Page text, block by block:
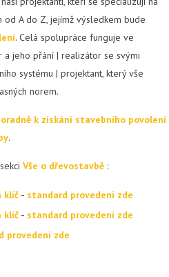
od A do Z, jejímž výsledkem bude
. Celá spolupráce funguje ve
a jeho přání | realizátor se svými
systému | projektant, který vše
norem.
k získání stavebního povolení
.
Vše o dřevostavbě :
klíč - standard provedení zde
klíč - standard provedení zde
provedení zde